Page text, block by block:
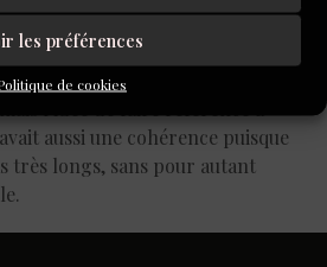
les préférences
de cookies
en effet une certaine folie.
atteint… J’ai appelé la maison
aussi une cohérence puisque
très longs, sans pour autant